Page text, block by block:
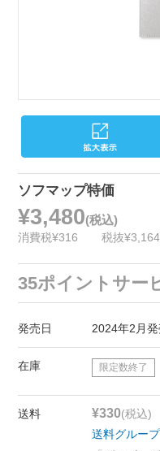
ソフマップ特価
¥3,480(税込)
消費税¥316 税抜¥3,164
35ポイントサー
発売日 2024年2月発
在庫 限定数終了
送料 ¥330(税込)
送料グループ